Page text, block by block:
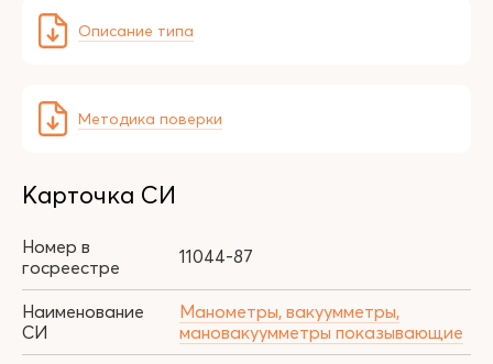
Описание типа
Методика поверки
Карточка СИ
Номер в
госреестре
11044-87
Наименование
СИ
Манометры, вакуумметры,
мановакуумметры показывающие